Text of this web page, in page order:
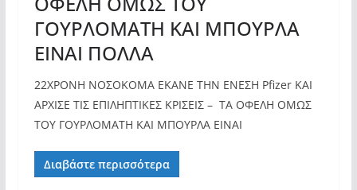
ΓΟΥΡΛΟΜΑΤΗ ΚΑΙ ΜΠΟΥΡΛΑ
ΕΙΝΑΙ ΠΟΛΛΑ
22ΧΡΟΝΗ ΝΟΣΟΚΟΜΑ ΕΚΑΝΕ ΤΗΝ ΕΝΕΣΗ Pfizer ΚΑΙ
ΑΡΧΙΣΕ ΤΙΣ ΕΠΙΛΗΠΤΙΚΕΣ ΚΡΙΣΕΙΣ – ΤΑ ΟΦΕΛΗ ΟΜΩΣ
ΤΟΥ ΓΟΥΡΛΟΜΑΤΗ ΚΑΙ ΜΠΟΥΡΛΑ ΕΙΝΑΙ
Διαβάστε περισσότερα